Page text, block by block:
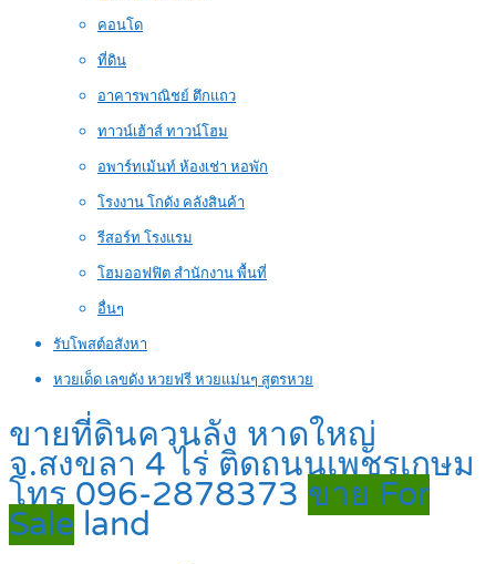
คอนโด
ที่ดิน
อาคารพาณิชย์ ตึกแถว
ทาวน์เฮ้าส์ ทาวน์โฮม
อพาร์ทเม้นท์ ห้องเช่า หอพัก
โรงงาน โกดัง คลังสินค้า
รีสอร์ท โรงแรม
โฮมออฟฟิต สำนักงาน พื้นที่
อื่นๆ
รับโพสต์อสังหา
หวยเด็ด เลขดัง หวยฟรี หวยแม่นๆ สูตรหวย
ขายที่ดินควนลัง หาดใหญ่
จ.สงขลา 4 ไร่ ติดถนนเพชรเกษม
โทร 096-2878373 ขาย For
Sale land